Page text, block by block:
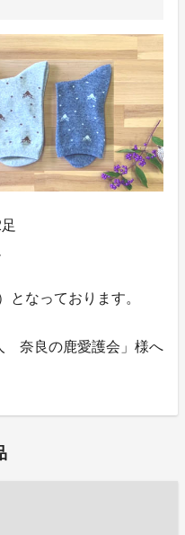
となっております。
奈良の鹿愛護会」様へ